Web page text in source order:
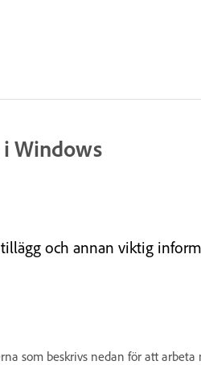
i Windows
och annan viktig
som beskrivs nedan för att arbeta